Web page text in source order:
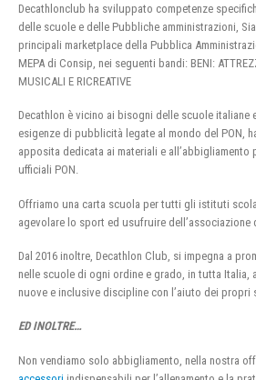
Decathlonclub ha sviluppato competenze
delle scuole e delle Pubbliche amministrazioni,
principali marketplace della Pubblica
MEPA di Consip, nei seguenti bandi: BENI:
MUSICALI E RICREATIVE
Decathlon è vicino ai bisogni delle scuole italiane
esigenze di pubblicità legate al mondo del PON,
apposita dedicata ai materiali e
ufficiali PON.
Offriamo una carta scuola per tutti gli istituti
agevolare lo sport ed usufruire dell’associazione
Dal 2016 inoltre, Decathlon Club, si impegna a
nelle scuole di ogni ordine e grado, in tutta Italia,
nuove e inclusive discipline con l’aiuto dei propri
ED INOLTRE…
Non vendiamo solo abbigliamento, nella nostra